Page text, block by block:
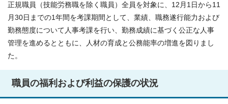
正規職員（技能労務職を除く職員）全員を対象に、12月1日から11
月30日までの1年間を考課期間として、業績、職務遂行能力および
勤務態度について人事考課を行い、勤務成績に基づく公正な人事
管理を進めるとともに、人材の育成と公務能率の増進を図りまし
た。
職員の福利および利益の保護の状況